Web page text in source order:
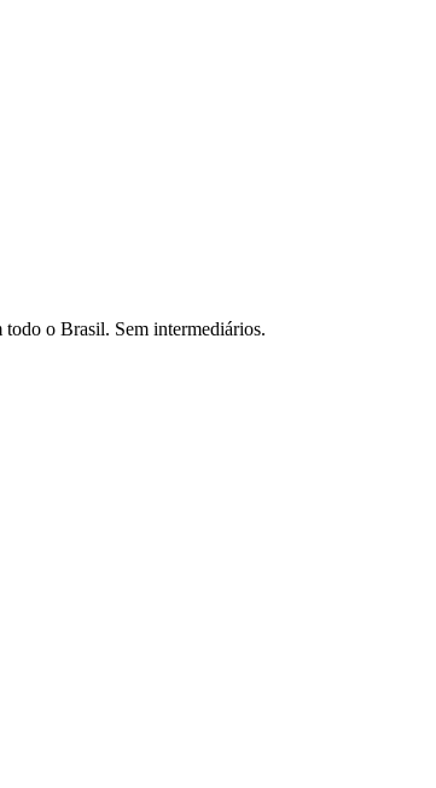
todo o Brasil. Sem intermediários.